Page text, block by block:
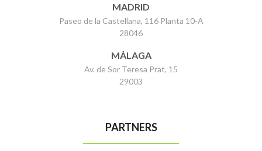
MADRID
Paseo de la Castellana, 116 Planta 10-A
28046
MÁLAGA
Av. de Sor Teresa Prat, 15
29003
PARTNERS